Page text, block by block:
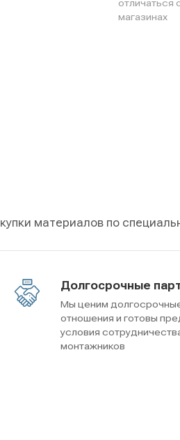
отличаться
магазинах
материалов по
Долгосрочные
Мы ценим
отношения и готовы
условия
монтажников